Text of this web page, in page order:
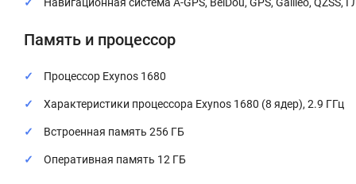
Память и процессор
Процессор Exynos 1680
Характеристики процессора Exynos 1680 (8 ядер), 2.9 ГГц
Встроенная память 256 ГБ
Оперативная память 12 ГБ